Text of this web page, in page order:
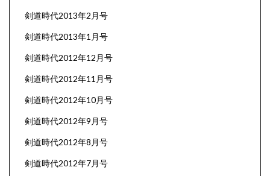
剣道時代2013年2月号
剣道時代2013年1月号
剣道時代2012年12月号
剣道時代2012年11月号
剣道時代2012年10月号
剣道時代2012年9月号
剣道時代2012年8月号
剣道時代2012年7月号